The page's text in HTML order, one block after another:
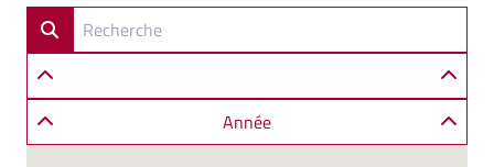
Année